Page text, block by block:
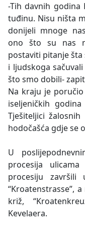
-Tih davnih
tuđinu. Nisu ništa
donijeli mnoge
ono što su nas
postaviti pitanje
i ljudskoga
što smo dobili-
Na kraju je
iseljeničkih
Tješiteljici
hodočašća gdje se
U
procesija
procesiju
“Kroatenstrasse”,
križ,
Kevelaera.